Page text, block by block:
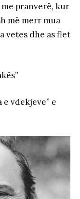
pranverë, kur
më merr mua
vetes dhe as flet
vdekjeve” e